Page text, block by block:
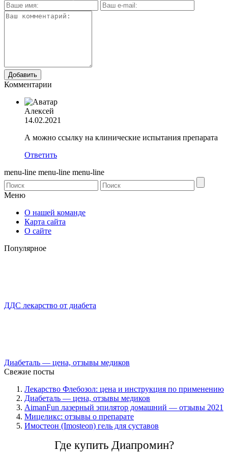
Комментарии
Алексей
14.02.2021
А можно ссылку на клинические испытания препарата
Ответить
menu-line menu-line menu-line
Меню
О нашей команде
Карта сайта
О сайте
Популярное
ДДС лекарство от диабета
Диабеталь — цена, отзывы медиков
Свежие посты
Лекарство Флебозол: цена и инструкция по применению
Диабеталь — цена, отзывы медиков
AimanFun лазерный эпилятор домашний — отзывы 2021
Мицеликс: отзывы о препарате
Имостеон (Imosteon) гель для суставов
Где купить Диапромин?